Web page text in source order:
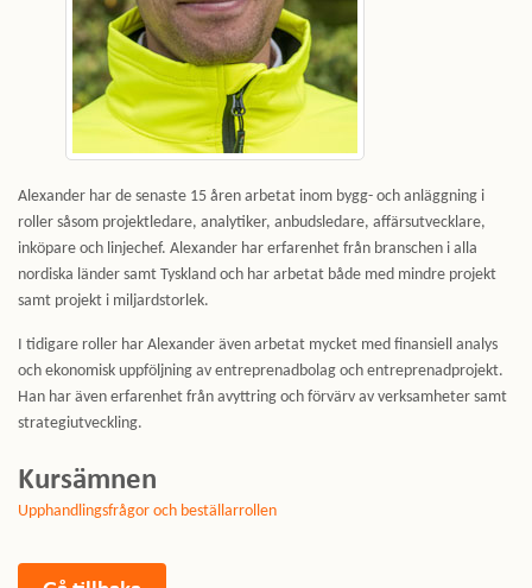
Alexander har de senaste 15 åren arbetat inom bygg- och anläggning i
roller såsom projektledare, analytiker, anbudsledare, affärsutvecklare,
inköpare och linjechef. Alexander har erfarenhet från branschen i alla
nordiska länder samt Tyskland och har arbetat både med mindre projekt
samt projekt i miljardstorlek.
I tidigare roller har Alexander även arbetat mycket med finansiell analys
och ekonomisk uppföljning av entreprenadbolag och entreprenadprojekt.
Han har även erfarenhet från avyttring och förvärv av verksamheter samt
strategiutveckling.
Kursämnen
Upphandlingsfrågor och beställarrollen